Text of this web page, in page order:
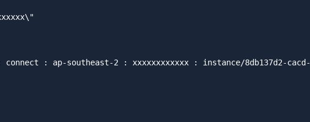
: ap-southeast-2 : xxxxxxxxxxxx : instance/8db137d2-